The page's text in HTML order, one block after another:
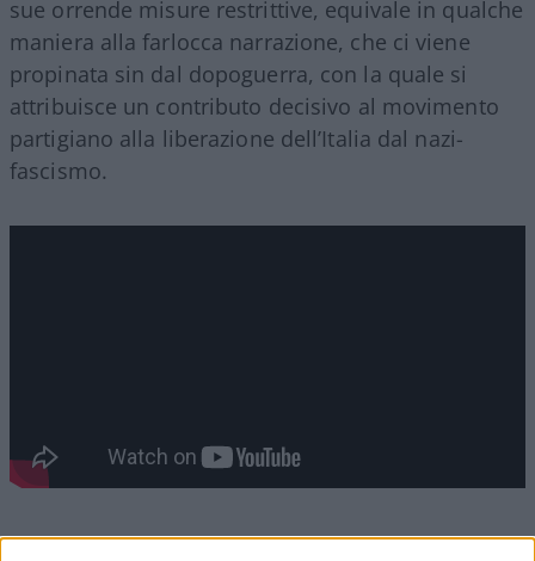
sue orrende misure restrittive, equivale in qualche
maniera alla farlocca narrazione, che ci viene
propinata sin dal dopoguerra, con la quale si
attribuisce un contributo decisivo al movimento
partigiano alla liberazione dell’Italia dal nazi-
fascismo.